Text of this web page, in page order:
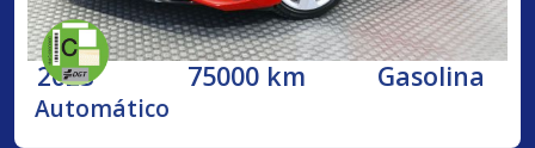
2023 75000 km Gasolina
Automático